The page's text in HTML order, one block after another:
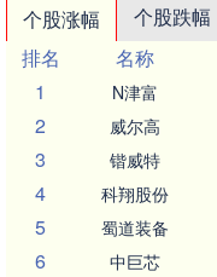
个股涨幅 个股跌幅
排名
名称
1
N津富
2 威尔高
3 锴威特
4 科翔股份
5 蜀道装备
6 中巨芯